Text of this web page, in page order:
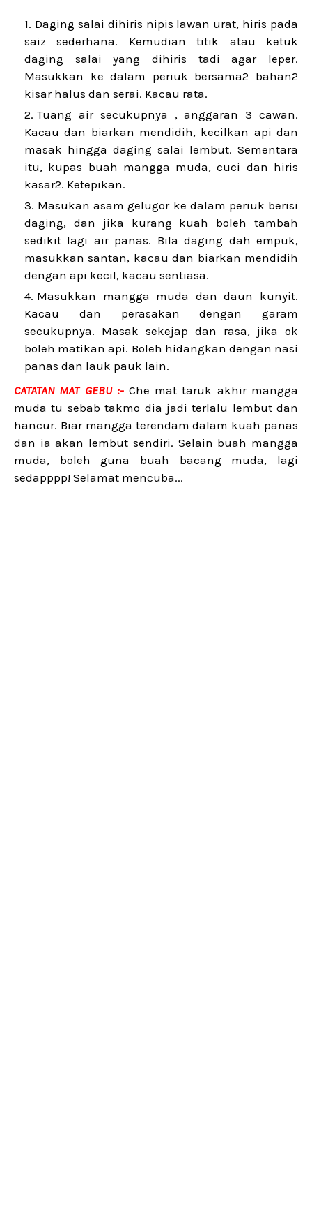
Daging salai dihiris nipis lawan urat, hiris pada
saiz sederhana. Kemudian titik atau ketuk
daging salai yang dihiris tadi agar leper.
Masukkan ke dalam periuk bersama2 bahan2
kisar halus dan serai. Kacau rata.
Tuang air secukupnya , anggaran 3 cawan.
Kacau dan biarkan mendidih, kecilkan api dan
masak hingga daging salai lembut. Sementara
itu, kupas buah mangga muda, cuci dan hiris
kasar2. Ketepikan.
Masukan asam gelugor ke dalam periuk berisi
daging, dan jika kurang kuah boleh tambah
sedikit lagi air panas. Bila daging dah empuk,
masukkan santan, kacau dan biarkan mendidih
dengan api kecil, kacau sentiasa.
Masukkan mangga muda dan daun kunyit.
Kacau dan perasakan dengan garam
secukupnya. Masak sekejap dan rasa, jika ok
boleh matikan api. Boleh hidangkan dengan nasi
panas dan lauk pauk lain.
CATATAN MAT GEBU :-Che mat taruk akhir mangga
muda tu sebab takmo dia jadi terlalu lembut dan
hancur. Biar mangga terendam dalam kuah panas
dan ia akan lembut sendiri. Selain buah mangga
muda, boleh guna buah bacang muda, lagi
sedapppp! Selamat mencuba...